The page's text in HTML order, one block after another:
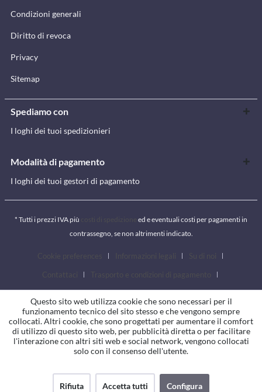
Condizioni generali
Diritto di revoca
Privacy
Sitemap
Spediamo con
I loghi dei tuoi spedizionieri
Modalità di pagamento
I loghi dei tuoi gestori di pagamento
* Tutti i prezzi IVA più
ed e eventuali costi per pagamenti in
contrassegno, se non altrimenti indicato.
Condizioni generali
Diritto di revoca Privacy
Questo sito web utilizza cookie che sono necessari per il
funzionamento tecnico del sito stesso e che vengono sempre
collocati. Altri cookie, che sono progettati per aumentare il comfort
di utilizzo di questo sito web, per pubblicità diretta o per facilitare
l'interazione con altri siti web e social network, vengono collocati
solo con il consenso dell'utente.
Rifiuta Accetta tutti Configura